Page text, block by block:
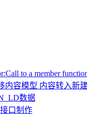
to a member
内容模型 内容转入新
数据
口制作